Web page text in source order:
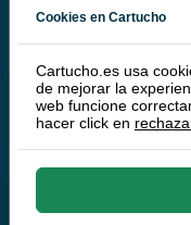
Epson T9743
magenta
Cookies en Cartucho
Cartucho.es usa
de mejorar la
web funcione
hacer click en